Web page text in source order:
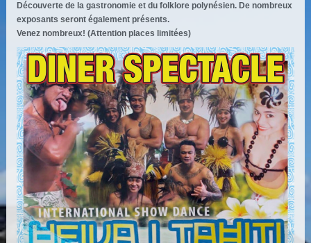
Découverte de la gastronomie et du folklore polynésien. De nombreux
exposants seront également présents.
Venez nombreux! (Attention places limitées)